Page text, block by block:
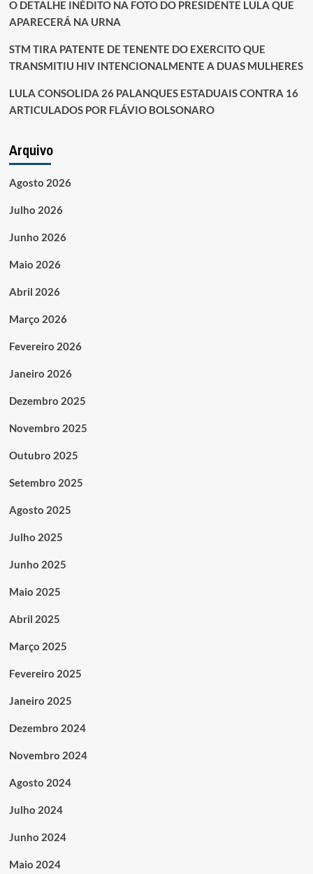
O DETALHE INÉDITO NA FOTO DO PRESIDENTE LULA QUE
APARECERÁ NA URNA
STM TIRA PATENTE DE TENENTE DO EXERCITO QUE
TRANSMITIU HIV INTENCIONALMENTE A DUAS MULHERES
LULA CONSOLIDA 26 PALANQUES ESTADUAIS CONTRA 16
ARTICULADOS POR FLÁVIO BOLSONARO
Arquivo
Agosto 2026
Julho 2026
Junho 2026
Maio 2026
Abril 2026
Março 2026
Fevereiro 2026
Janeiro 2026
Dezembro 2025
Novembro 2025
Outubro 2025
Setembro 2025
Agosto 2025
Julho 2025
Junho 2025
Maio 2025
Abril 2025
Março 2025
Fevereiro 2025
Janeiro 2025
Dezembro 2024
Novembro 2024
Agosto 2024
Julho 2024
Junho 2024
Maio 2024